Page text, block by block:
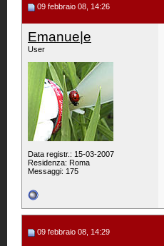
09 febbraio 08, 14:26
Emanue|e
User
Data registr.: 15-03-2007
Residenza: Roma
Messaggi: 175
09 febbraio 08, 14:29